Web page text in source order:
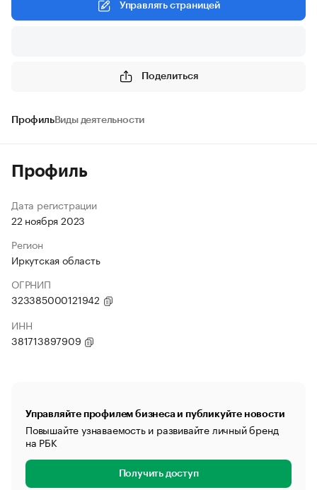
Управлять страницей
Поделиться
ПрофильВиды деятельности
Профиль
Дата регистрации
22 ноября 2023
Регион
Иркутская область
ОГРНИП
323385000121942
ИНН
381713897909
Управляйте профилем бизнеса и публикуйте новости
Повышайте узнаваемость и развивайте личный бренд
на РБК
Получить доступ